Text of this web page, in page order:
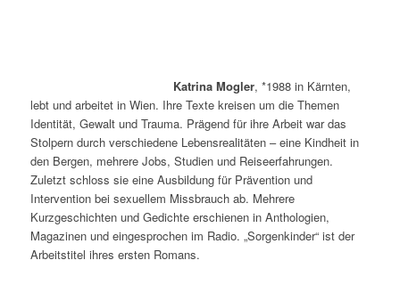
Katrina Mogler, *1988 in Kärnten,
lebt und arbeitet in Wien. Ihre Texte kreisen um die Themen
Identität, Gewalt und Trauma. Prägend für ihre Arbeit war das
Stolpern durch verschiedene Lebensrealitäten – eine Kindheit in
den Bergen, mehrere Jobs, Studien und Reiseerfahrungen.
Zuletzt schloss sie eine Ausbildung für Prävention und
Intervention bei sexuellem Missbrauch ab. Mehrere
Kurzgeschichten und Gedichte erschienen in Anthologien,
Magazinen und eingesprochen im Radio. „Sorgenkinder“ ist der
Arbeitstitel ihres ersten Romans.